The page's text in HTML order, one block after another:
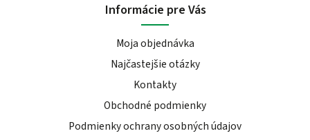
Informácie pre Vás
Moja objednávka
Najčastejšie otázky
Kontakty
Obchodné podmienky
Podmienky ochrany osobných údajov